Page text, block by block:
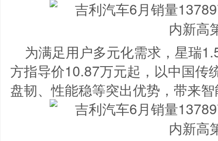
为满足用户多元化需求，星瑞
方指导价10.87万元起，以中国传
盘韧、性能稳等突出优势，带来